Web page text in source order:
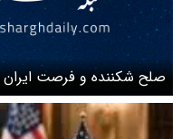
صلح شکننده و فرصت ایران